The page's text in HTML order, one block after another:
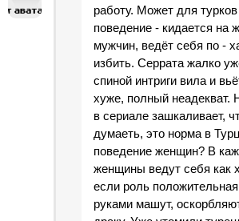
работу. Может для
поведение - кидается на
мужчин, ведёт себя по -
избить. Серрата жалко
спиной интриги вила и
хуже, полный неадекват.
в сериале зашкаливает,
думаеть, это норма в
поведение женщин? В
женщины ведут себя как
если роль
руками машут,